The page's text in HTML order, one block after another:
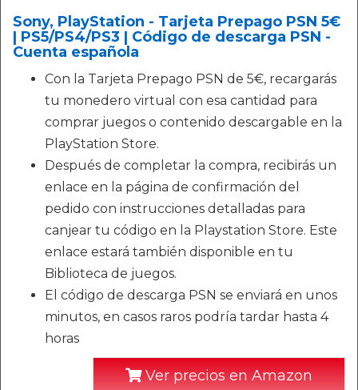
Sony, PlayStation - Tarjeta Prepago PSN 5€
| PS5/PS4/PS3 | Código de descarga PSN -
Cuenta española
Con la Tarjeta Prepago PSN de 5€, recargarás
tu monedero virtual con esa cantidad para
comprar juegos o contenido descargable en la
PlayStation Store.
Después de completar la compra, recibirás un
enlace en la página de confirmación del
pedido con instrucciones detalladas para
canjear tu código en la Playstation Store. Este
enlace estará también disponible en tu
Biblioteca de juegos.
El código de descarga PSN se enviará en unos
minutos, en casos raros podría tardar hasta 4
horas
Ver precios en Amazon